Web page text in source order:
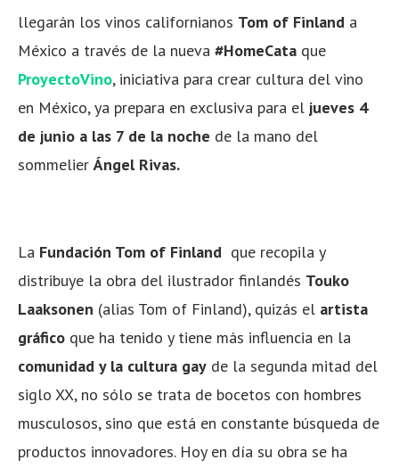
llegarán los vinos californianos Tom of Finland a
México a través de la nueva #HomeCata que
ProyectoVino, iniciativa para crear cultura del vino
en México, ya prepara en exclusiva para el jueves 4
de junio a las 7 de la noche de la mano del
sommelierÁngel Rivas.
La Fundación Tom of Finland que recopila y
distribuye la obra del ilustrador finlandés Touko
Laaksonen (alias Tom of Finland), quizás el artista
gráfico que ha tenido y tiene más influencia en la
comunidad y la cultura gay de la segunda mitad del
siglo XX, no sólo se trata de bocetos con hombres
musculosos, sino que está en constante búsqueda de
productos innovadores. Hoy en día su obra se ha